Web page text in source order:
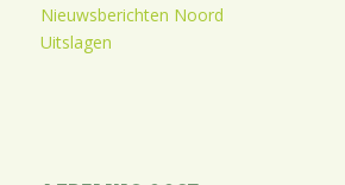
Nieuwsberichten Noord
Uitslagen